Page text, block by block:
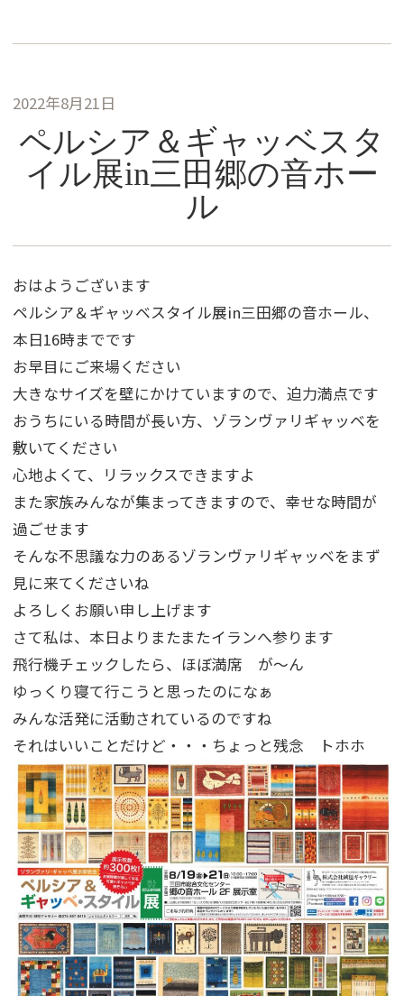
2022年8月21日
ペルシア＆ギャッベスタ
イル展in三田郷の音ホー
ル
おはようございます
ペルシア＆ギャッベスタイル展in三田郷の音ホール、
本日16時までです
お早目にご来場ください
大きなサイズを壁にかけていますので、迫力満点です
おうちにいる時間が長い方、ゾランヴァリギャッベを
敷いてください
心地よくて、リラックスできますよ
また家族みんなが集まってきますので、幸せな時間が
過ごせます
そんな不思議な力のあるゾランヴァリギャッベをまず
見に来てくださいね
よろしくお願い申し上げます
さて私は、本日よりまたまたイランへ参ります
飛行機チェックしたら、ほぼ満席 が～ん
ゆっくり寝て行こうと思ったのになぁ
みんな活発に活動されているのですね
それはいいことだけど・・・ちょっと残念 トホホ